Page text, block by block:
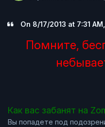
On 8/17/2013 at 7:31
Помните,
Как вас забанят на
Вы попадете под